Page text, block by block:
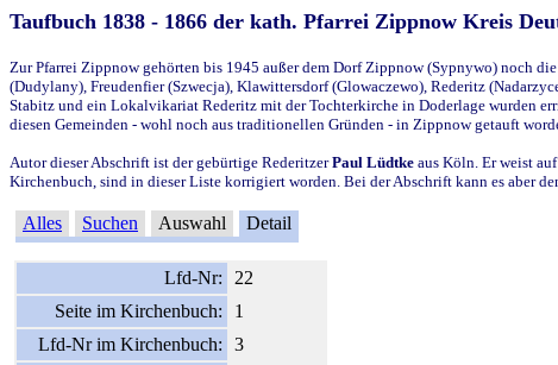
Taufbuch 1838 - 1866 der kath. Pfarrei Zippnow Kreis
Zur Pfarrei Zippnow gehörten bis 1945 außer dem Dorf Zippnow (Sypnywo) noch
(Dudylany), Freudenfier (Szwecja), Klawittersdorf (Glowaczewo), Rederitz
Stabitz und ein Lokalvikariat Rederitz mit der Tochterkirche in Doderlage wurden
diesen Gemeinden - wohl noch aus traditionellen Gründen - in Zippnow getauft
Autor dieser Abschrift ist der gebürtige RederitzerPaul Lüdtke aus Köln. Er weist
Kirchenbuch, sind in dieser Liste korrigiert worden. Bei der Abschrift kann es aber
Alles Suchen Auswahl Detail
Lfd-Nr:
22
Seite im Kirchenbuch:
1
Lfd-Nr im Kirchenbuch:
3